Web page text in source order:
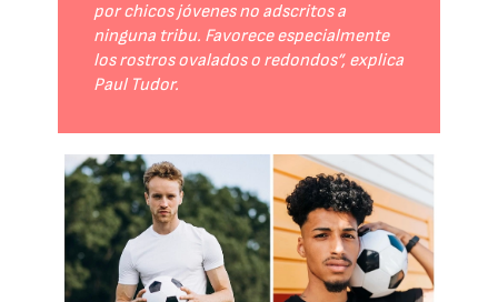
por chicos jóvenes no adscritos a
ninguna tribu. Favorece especialmente
los rostros ovalados o redondos”, explica
Paul Tudor.